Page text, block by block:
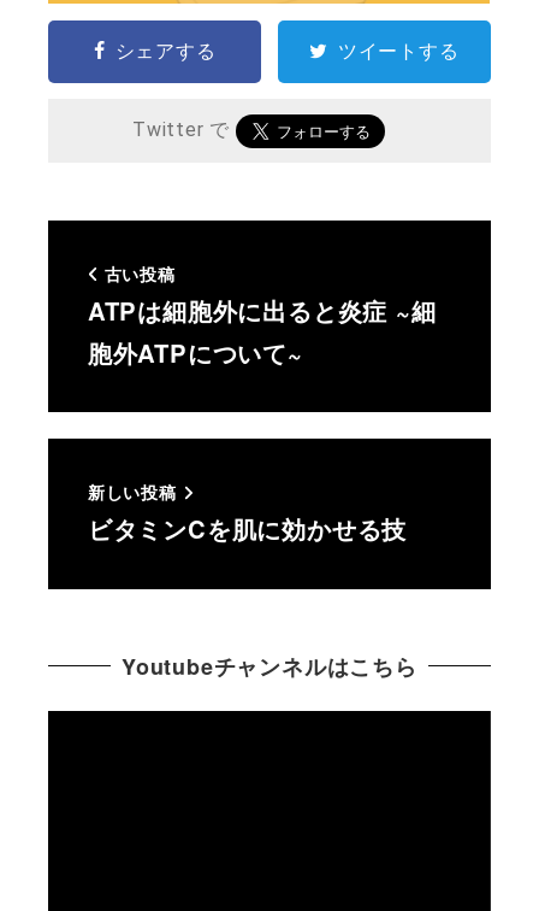
シェアする ツイートする
Twitter で
古い投稿
ATPは細胞外に出ると炎症 ~細
胞外ATPについて~
新しい投稿
ビタミンCを肌に効かせる技
Youtubeチャンネルはこちら